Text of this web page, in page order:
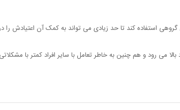
استفاده کند تا حد زیادی می تواند به کمک آن اعتیادش را
می رود و هم چنین به خاطر تعامل با سایر افراد کمتر با